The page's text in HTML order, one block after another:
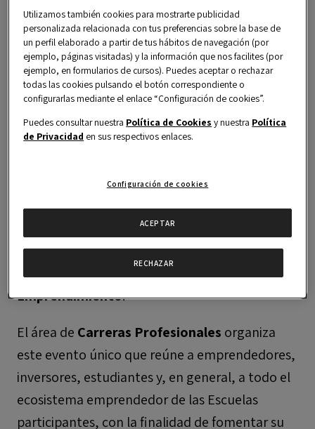
al Emprendimiento!
miércoles 30 de septiembre
de 2026en tu calendario porque celebraremos
la tercera edición delPremio al
Emprendimiento.
El área de Carreras Profesionales organiza
este evento único que reúne a emprendedores,
inversores, estudiantes y, en general, a todo el
ecosistema emprendedor de las Escuelas
participantes, con la finalidad de fomentar su
Este servicio está solo disponible para
ALUMNIS registrados. Por favor regístrate
como alumni para poder acceder al contenido.
Utilizamos también cookies para mostrarte publicidad
personalizada relacionada con tus preferencias sobre la base de
un perfil elaborado a partir de tus hábitos de navegación (por
ejemplo, páginas visitadas) y la información que nos facilites (por
ejemplo, en formularios de cursos). Puedes aceptar o rechazar
todas las cookies pulsando el botón correspondiente o
configurarlas mediante el enlace “Configuración de cookies”.
Puedes consultar nuestra Política de Cookies y nuestra Política
de Privacidad en sus respectivos enlaces.
Configuración de cookies
RECHAZAR
ACEPTAR